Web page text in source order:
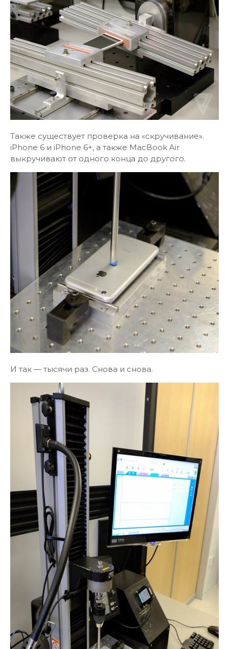
Также существует проверка на «скручивание».
iPhone 6 и iPhone 6+, а также MacBook Air
выкручивают от одного конца до другого.
И так — тысячи раз. Снова и снова.